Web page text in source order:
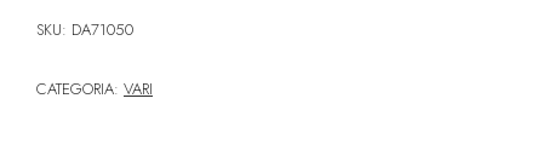
SKU: DA71050
CATEGORIA: VARI